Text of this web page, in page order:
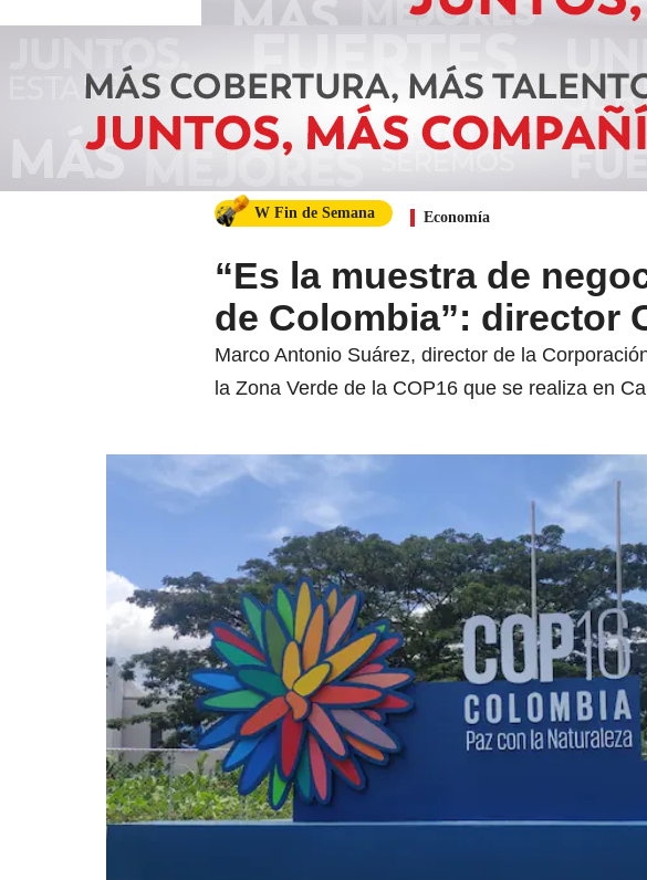
W Fin de Semana Economía
“Es la muestra de
de Colombia”: director
Marco Antonio Suárez, director de la
la Zona Verde de la COP16 que se realiza en